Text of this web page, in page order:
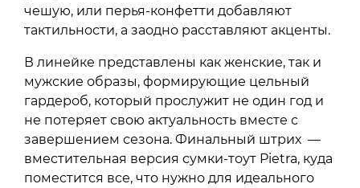
чешую, или перья-конфетти добавляют
тактильности, а заодно расставляют акценты.
В линейке представлены как женские, так и
мужские образы, формирующие цельный
гардероб, который прослужит не один год и
не потеряет свою актуальность вместе с
завершением сезона. Финальный штрих —
вместительная версия сумки-тоут Pietra, куда
поместится все, что нужно для идеального